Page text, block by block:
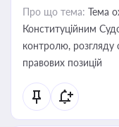
Про що тема: Тема
Конституційним
контролю, розгляду
правових позицій